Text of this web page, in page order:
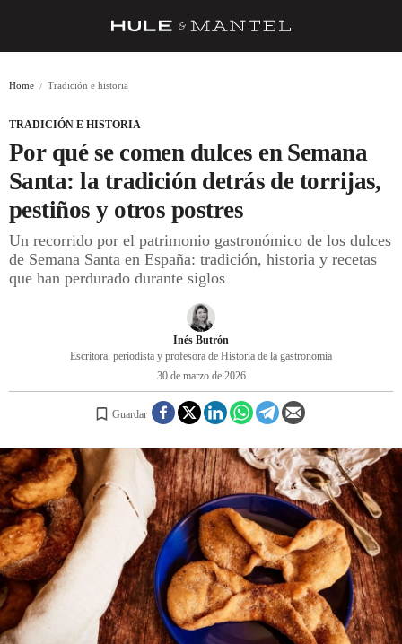
BARRAS Y ESTRELLAS
DÓNDE COMER
ÍDOLOS DE MESAS
CUADERNO DE VIAJE
MENÚ DEL DÍA
REGISTRO
INICIAR SESIÓN
Home Tradición e historia
TRADICIÓN E HISTORIA
Por qué se comen dulces en Semana
Santa: la tradición detrás de torrijas,
pestiños y otros postres
Un recorrido por el patrimonio gastronómico de los dulces
de Semana Santa en España: tradición, historia y recetas
que han perdurado durante siglos
Inés Butrón
Escritora, periodista y profesora de Historia de la gastronomía
30 de marzo de 2026
Guardar